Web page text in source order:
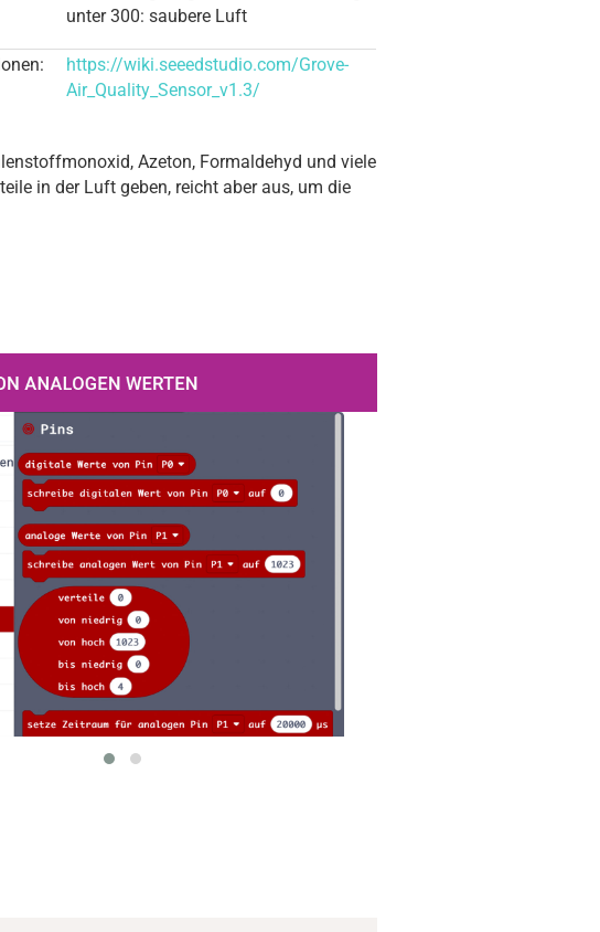
unter 300: saubere Luft
https://wiki.seeedstudio.com/Grove-
Air_Quality_Sensor_v1.3/
Azeton, Formaldehyd und viele
in der Luft geben, reicht aber aus, um die